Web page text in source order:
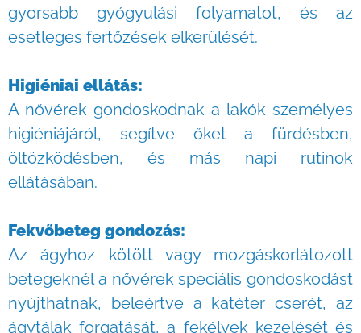
gyorsabb gyógyulási folyamatot, és az
esetleges fertőzések elkerülését.
Higiéniai ellátás:
A nővérek gondoskodnak a lakók személyes
higiéniájáról, segítve őket a fürdésben,
öltözködésben, és más napi rutinok
ellátásában.
Fekvőbeteg gondozás:
Az ágyhoz kötött vagy mozgáskorlátozott
betegeknél a nővérek speciális gondoskodást
nyújthatnak, beleértve a katéter cserét, az
ágytálak forgatását, a fekélyek kezelését és